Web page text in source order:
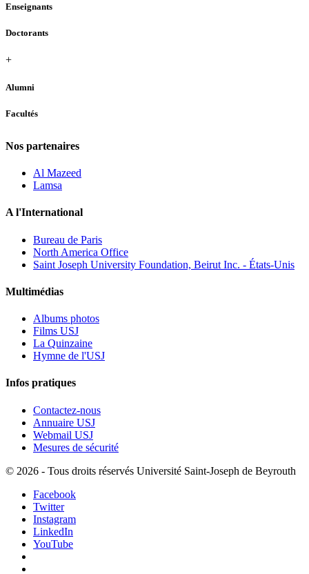
Enseignants
Doctorants
+
Alumni
Facultés
Nos partenaires
Al Mazeed
Lamsa
A l'International
Bureau de Paris
North America Office
Saint Joseph University Foundation, Beirut Inc. - États-Unis
Multimédias
Albums photos
Films USJ
La Quinzaine
Hymne de l'USJ
Infos pratiques
Contactez-nous
Annuaire USJ
Webmail USJ
Mesures de sécurité
© 2026 - Tous droits réservés Université Saint-Joseph de Beyrouth
Facebook
Twitter
Instagram
LinkedIn
YouTube